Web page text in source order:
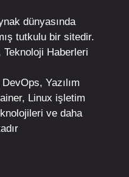
dünyasında
tutkulu bir sitedir.
Teknoloji Haberleri
DevOps, Yazılım
, Linux işletim
ve daha